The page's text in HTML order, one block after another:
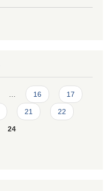
16 17
21 22
24